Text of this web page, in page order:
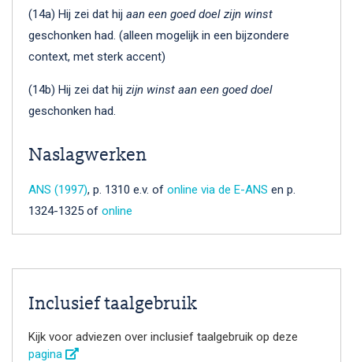
(14a) Hij zei dat hij aan een goed doel zijn winst
geschonken had. (alleen mogelijk in een bijzondere
context, met sterk accent)
(14b) Hij zei dat hij zijn winst aan een goed doel
geschonken had.
Naslagwerken
ANS (1997), p. 1310 e.v. of online via de E-ANS en p.
1324-1325 of online
Inclusief taalgebruik
Kijk voor adviezen over inclusief taalgebruik op deze
pagina